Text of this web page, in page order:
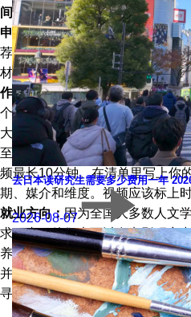
间：早申：11月1日，常规：1月5
申请要求：在网上申请，需要提
荐信、个人陈述、个人简历、作
材料。
作品要求：作品集只接受电子版
个PDF文件，不超过10M，20页
大开本10×24英寸)以内，封面和
至少一半的作品是过去两年内完
频最长10分钟。在清单里写上你
期、媒介和维度。视频应该标上时
就业方向：因为全国大多数人文
求职者，他们也可以在电影研究
养学生研究和教授电影和媒体的
并为他们提供明确的证据证明他
寻求职位。
去日本读研究生需要多少费用一年
2026-08-07